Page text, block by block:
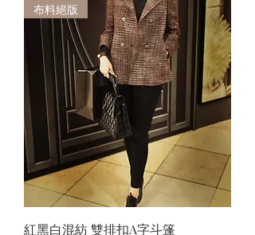
布料絕版
紅黑白混紡 雙排扣A字斗篷